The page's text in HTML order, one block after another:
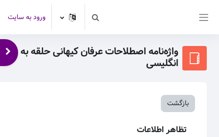
Toggle search inputورود به سایت
واژه‌نامه اصطلاحات عرفان کیهانی حلقه به
انگلیسی
بازگشت
تظاهر اطلاعات